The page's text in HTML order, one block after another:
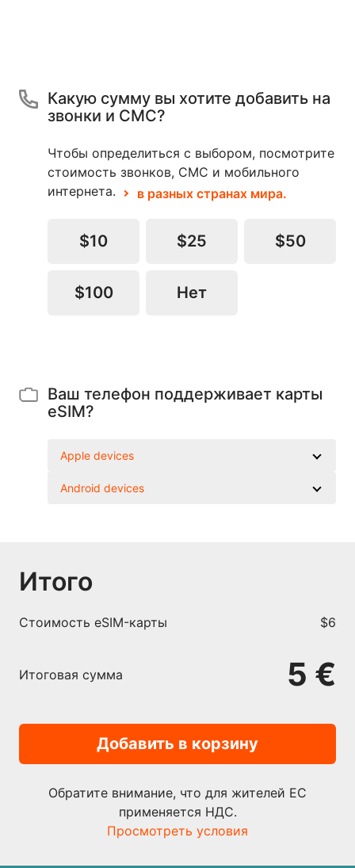
Какую сумму вы хотите добавить на
звонки и СМС?
Чтобы определиться с выбором, посмотрите
стоимость звонков, СМС и мобильного
интернета.
в разных странах мира.
$10 $25 $50
$100 Нет
Ваш телефон поддерживает карты
eSIM?
Apple devices
Android devices
Итого
Cтоимость eSIM-карты $6
Итоговая сумма 5 €
Добавить в корзину
Обратите внимание, что для жителей ЕС
применяется НДС.
Просмотреть условия